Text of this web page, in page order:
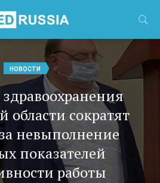
НОВОСТИ
области сократят
невыполнение
показателей
работы